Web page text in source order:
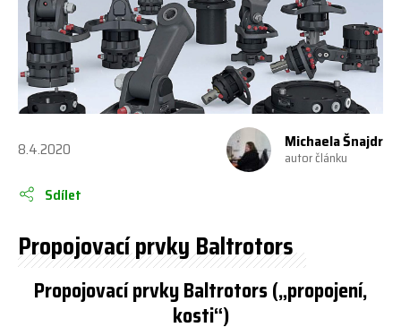
8.4.2020
Sdílet
Michaela Šnajdr
autor článku
Propojovací prvky Baltrotors
Propojovací prvky Baltrotors („propojení,
kosti“)